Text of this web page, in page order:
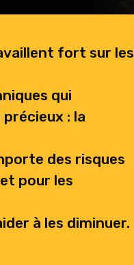
fort sur les
qui
: la
des risques
pour les
à les diminuer.